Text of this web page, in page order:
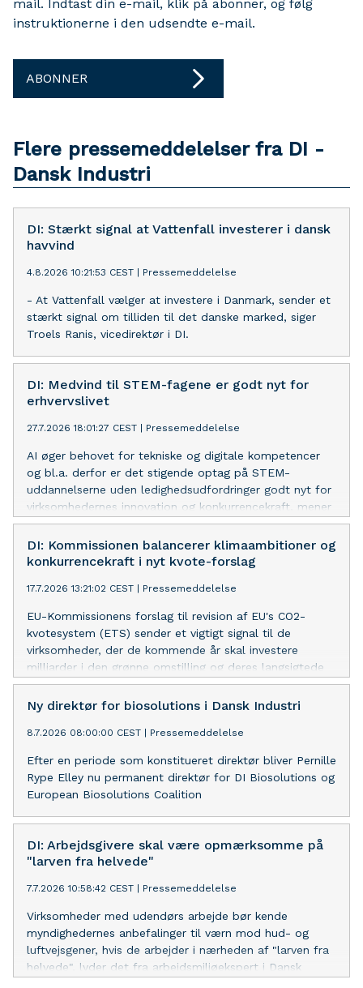
mail. Indtast din e-mail, klik på abonner, og følg
instruktionerne i den udsendte e-mail.
ABONNER
Flere pressemeddelelser fra DI -
Dansk Industri
DI: Stærkt signal at Vattenfall investerer i dansk
havvind
4.8.2026 10:21:53 CEST Pressemeddelelse
- At Vattenfall vælger at investere i Danmark, sender et
stærkt signal om tilliden til det danske marked, siger
Troels Ranis, vicedirektør i DI.
DI: Medvind til STEM-fagene er godt nyt for
erhvervslivet
27.7.2026 18:01:27 CEST Pressemeddelelse
AI øger behovet for tekniske og digitale kompetencer
og bl.a. derfor er det stigende optag på STEM-
uddannelserne uden ledighedsudfordringer godt nyt for
virksomhedernes innovation og konkurrencekraft, mener
DI’s underdirektør.
DI: Kommissionen balancerer klimaambitioner og
konkurrencekraft i nyt kvote-forslag
17.7.2026 13:21:02 CEST Pressemeddelelse
EU-Kommissionens forslag til revision af EU's CO2-
kvotesystem (ETS) sender et vigtigt signal til de
virksomheder, der de kommende år skal investere
milliarder i den grønne omstilling og deres langsigtede
konkurrencekraft, lyder det fra DI.
Ny direktør for biosolutions i Dansk Industri
8.7.2026 08:00:00 CEST Pressemeddelelse
Efter en periode som konstitueret direktør bliver Pernille
Rype Elley nu permanent direktør for DI Biosolutions og
European Biosolutions Coalition
DI: Arbejdsgivere skal være opmærksomme på
"larven fra helvede"
7.7.2026 10:58:42 CEST Pressemeddelelse
Virksomheder med udendørs arbejde bør kende
myndighedernes anbefalinger til værn mod hud- og
luftvejsgener, hvis de arbejder i nærheden af "larven fra
helvede", lyder det fra arbejdsmiljøekspert i Dansk